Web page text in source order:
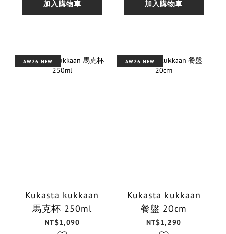
加入購物車 加入購物車
AW26 NEW
Kukasta kukkaan
馬克杯 250ml
NT$1,090
AW26 NEW
Kukasta kukkaan
餐盤 20cm
NT$1,290